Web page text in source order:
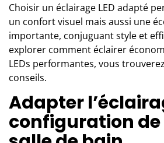
Choisir un éclairage LED adapté
un confort visuel mais aussi une
importante, conjuguant style et
explorer comment éclairer
LEDs performantes, vous
conseils.
Adapter
configuration